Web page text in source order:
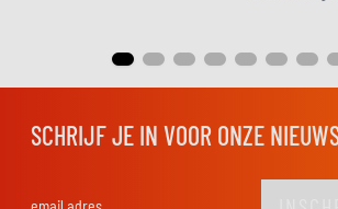
SCHRIJF JE IN VOOR ONZE